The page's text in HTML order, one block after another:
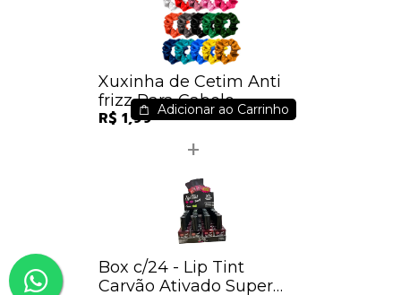
Xuxinha de Cetim Anti
frizz Para Cabelo
R$ 1,99 Adicionar ao Carrinho
Box c/24 - Lip Tint
Carvão Ativado Super